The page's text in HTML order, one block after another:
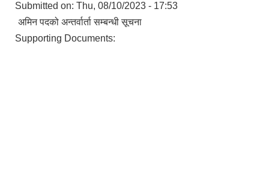
Submitted on: Thu, 08/10/2023 - 17:53
अमिन पदको अन्तर्वार्ता सम्बन्धी सूचना
Supporting Documents: